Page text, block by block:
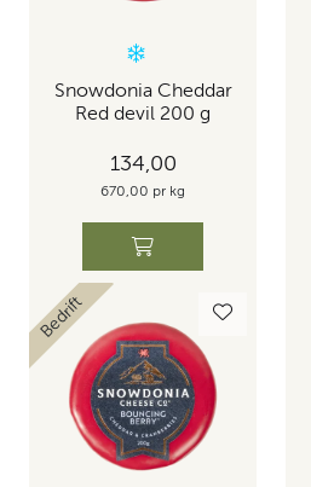
Snowdonia Cheddar
Red devil 200 g
134,00
670,00 pr kg
Bedrift